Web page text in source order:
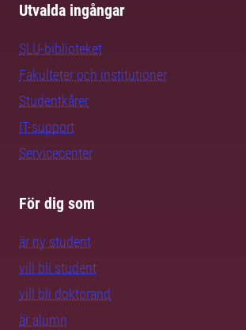
Utvalda ingångar
SLU-biblioteket
Fakulteter och institutioner
Studentkårer
IT-support
Servicecenter
För dig som
är ny student
vill bli student
vill bli doktorand
är alumn